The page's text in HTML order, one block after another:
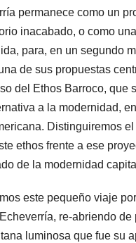
permanece como un
inacabado, o como
para, en un segundo
de sus propuestas
del Ethos Barroco, que
a la modernidad,
Distinguiremos
ethos frente a ese
de la modernidad
este pequeño viaje
re-abriendo de
luminosa que fue su